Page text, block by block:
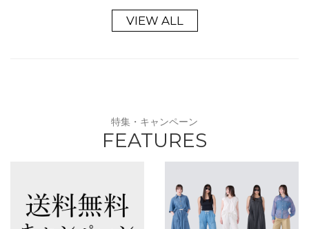
VIEW ALL
特集・キャンペーン
FEATURES